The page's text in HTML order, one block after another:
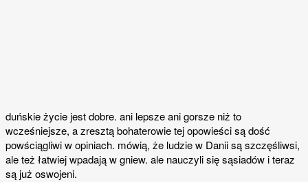
duńskie życie jest dobre. ani lepsze ani gorsze niż to
wcześniejsze, a zresztą bohaterowie tej opowieści są dość
powściągliwi w opiniach. mówią, że ludzie w Danii są szczęśliwsi,
ale też łatwiej wpadają w gniew. ale nauczyli się sąsiadów i teraz
są już oswojeni.